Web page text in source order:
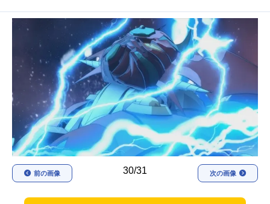
配信・Vtuber トレンド 無料マンガ
最新記事一覧
アニメ記事一覧 声優記事一覧
アニメ映画一覧 実写化映画一覧
今期アニメ曜日別一覧
春アニメ 30/31
前の画像 次の画像